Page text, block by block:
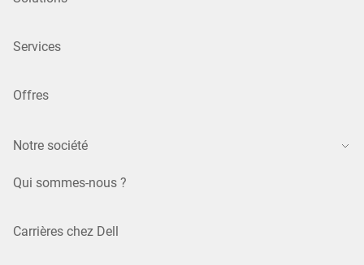
Services
Offres
Notre société
Qui sommes-nous ?
Carrières chez Dell